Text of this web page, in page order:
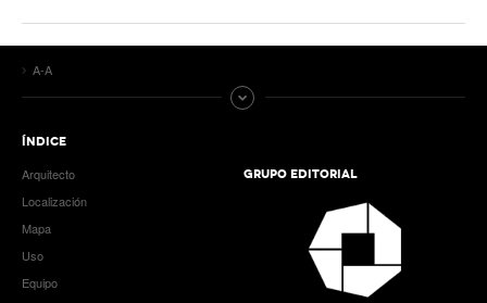
A-A
ÍNDICE
Arquitecto
Localización
Mapa
Uso
Equipo
GRUPO EDITORIAL